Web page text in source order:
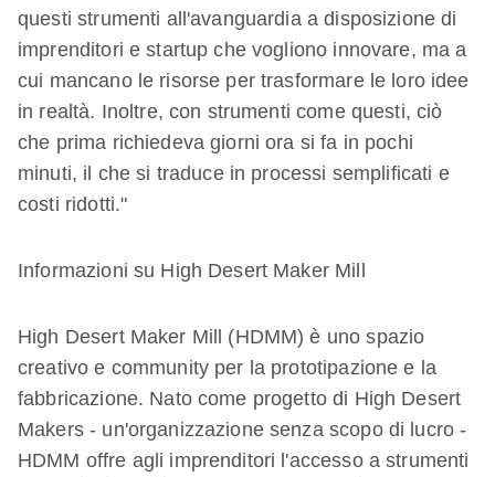
questi strumenti all'avanguardia a disposizione di
imprenditori e startup che vogliono innovare, ma a
cui mancano le risorse per trasformare le loro idee
in realtà. Inoltre, con strumenti come questi, ciò
che prima richiedeva giorni ora si fa in pochi
minuti, il che si traduce in processi semplificati e
costi ridotti."
Informazioni su High Desert Maker Mill
High Desert Maker Mill (HDMM) è uno spazio
creativo e community per la prototipazione e la
fabbricazione. Nato come progetto di High Desert
Makers - un'organizzazione senza scopo di lucro -
HDMM offre agli imprenditori l'accesso a strumenti